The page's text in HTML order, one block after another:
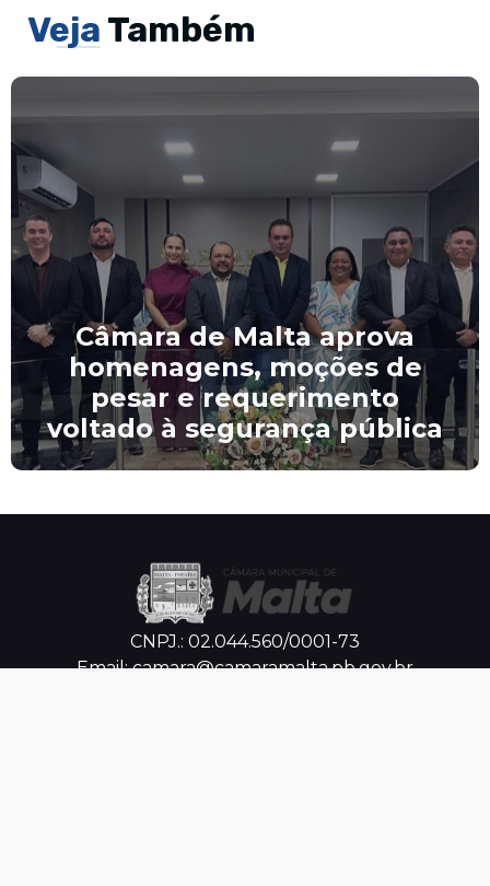
Veja Também
Câmara de Malta aprova
homenagens, moções de
pesar e requerimento
voltado à segurança pública
CNPJ.: 02.044.560/0001-73
Email: camara@camaramalta.pb.gov.br